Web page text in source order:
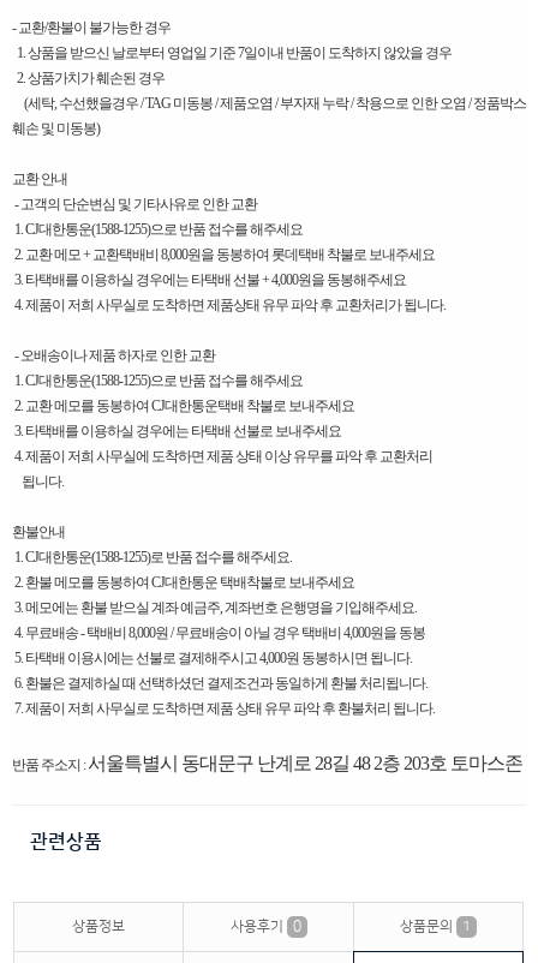
- 교환/환불이 불가능한 경우
1. 상품을 받으신 날로부터 영업일 기준 7일이내 반품이 도착하지 않았을 경우
2. 상품가치가 훼손된 경우
(세탁, 수선했을경우 / TAG 미동봉 / 제품오염 / 부자재 누락 / 착용으로 인한 오염 / 정품박스
훼손 및 미동봉)
교환 안내
- 고객의 단순변심 및 기타사유로 인한 교환
1. CJ대한통운(1588-1255)으로 반품 접수를 해주세요
2. 교환 메모 + 교환택배비 8,000원을 동봉하여 롯데택배 착불로 보내주세요
3. 타택배를 이용하실 경우에는 타택배 선불 + 4,000원을 동봉해주세요
4. 제품이 저희 사무실로 도착하면 제품상태 유무 파악 후 교환처리가 됩니다.
- 오배송이나 제품 하자로 인한 교환
1. CJ대한통운(1588-1255)으로 반품 접수를 해주세요
2. 교환 메모를 동봉하여 CJ대한통운택배 착불로 보내주세요
3. 타택배를 이용하실 경우에는 타택배 선불로 보내주세요
4. 제품이 저희 사무실에 도착하면 제품 상태 이상 유무를 파악 후 교환처리
됩니다.
환불안내
1. CJ대한통운(1588-1255)로 반품 접수를 해주세요.
2. 환불 메모를 동봉하여 CJ대한통운 택배착불로 보내주세요
3. 메모에는 환불 받으실 계좌 예금주, 계좌번호 은행명을 기입해주세요.
4. 무료배송 - 택배비 8,000원 / 무료배송이 아닐 경우 택배비 4,000원을 동봉
5. 타택배 이용시에는 선불로 결제해주시고 4,000원 동봉하시면 됩니다.
6. 환불은 결제하실 때 선택하셨던 결제조건과 동일하게 환불 처리됩니다.
7. 제품이 저희 사무실로 도착하면 제품 상태 유무 파악 후 환불처리 됩니다.
반품 주소지 :서울특별시 동대문구 난계로 28길 48 2층 203호 토마스존
관련상품
상품정보 사용후기 0 상품문의 1